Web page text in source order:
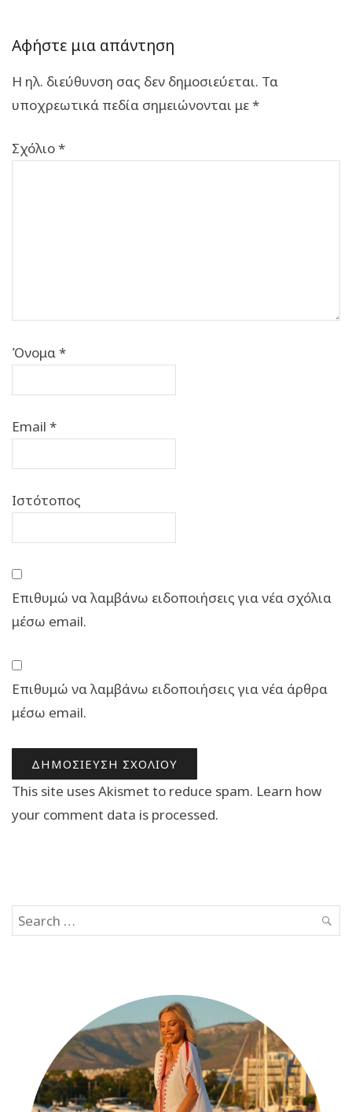
Αφήστε μια απάντηση
Η ηλ. διεύθυνση σας δεν δημοσιεύεται. Τα
υποχρεωτικά πεδία σημειώνονται με*
Σχόλιο*
Όνομα*
Email *
Ιστότοπος
Επιθυμώ να λαμβάνω ειδοποιήσεις για νέα σχόλια
μέσω email.
Επιθυμώ να λαμβάνω ειδοποιήσεις για νέα άρθρα
μέσω email.
This site uses Akismet to reduce spam. Learn how
your comment data is processed.
Search
for: